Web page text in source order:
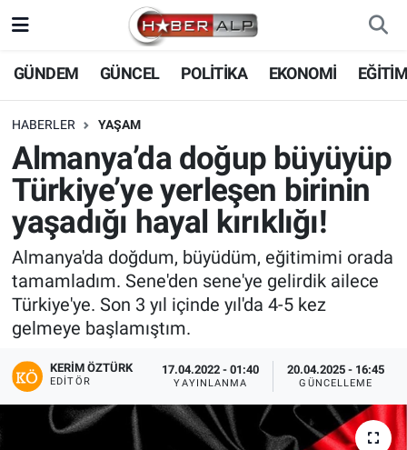
GÜNDEM GÜNCEL POLİTİKA EKONOMİ
HABERLER YAŞAM
Almanya’da doğup büyüyüp
Türkiye’ye yerleşen birinin
yaşadığı hayal kırıklığı!
Almanya'da doğdum, büyüdüm, eğitimimi orada
tamamladım. Sene'den sene'ye gelirdik ailece
Türkiye'ye. Son 3 yıl içinde yıl'da 4-5 kez
gelmeye başlamıştım.
KERIM ÖZTÜRK
EDITÖR
17.04.2022 - 01:40
YAYINLANMA
20.04.2025 - 16:45
GÜNCELLEME
Nöbetçi Eczaneler
Hava Durumu
Trafik Durumu
Süper Lig Puan Durumu ve Fikstür
Tüm Manşetler
Son Dakika Haberleri